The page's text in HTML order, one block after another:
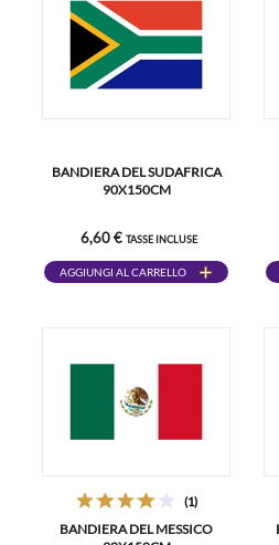
BANDIERA DEL SUDAFRICA
90X150CM
6,60 € TASSE INCLUSE
AGGIUNGI AL CARRELLO
(1)
BANDIERA DEL MESSICO